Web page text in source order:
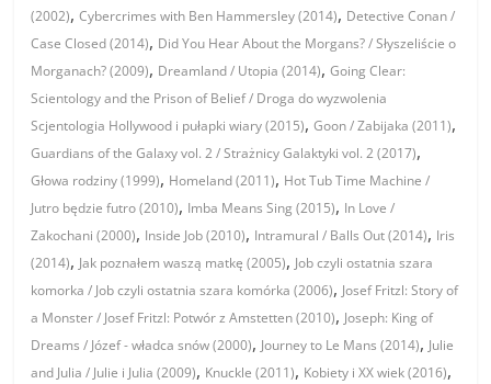
(2002),Cybercrimes with Ben Hammersley (2014), Detective Conan /
Case Closed (2014), Did You Hear About the Morgans? / Słyszeliście o
Morganach? (2009), Dreamland / Utopia (2014),Going Clear:
Scientology and the Prison of Belief / Droga do wyzwolenia
Scjentologia Hollywood i pułapki wiary (2015),Goon / Zabijaka (2011),
Guardians of the Galaxy vol. 2 / Strażnicy Galaktyki vol. 2 (2017),
Głowa rodziny (1999), Homeland (2011), Hot Tub Time Machine /
Jutro będzie futro (2010), Imba Means Sing (2015), In Love /
Zakochani (2000), Inside Job (2010), Intramural / Balls Out (2014), Iris
(2014), Jak poznałem waszą matkę (2005), Job czyli ostatnia szara
komorka / Job czyli ostatnia szara komórka (2006), Josef Fritzl: Story of
a Monster / Josef Fritzl: Potwór z Amstetten (2010), Joseph: King of
Dreams / Józef - władca snów (2000), Journey to Le Mans (2014), Julie
and Julia / Julie i Julia (2009), Knuckle (2011), Kobiety i XX wiek (2016),